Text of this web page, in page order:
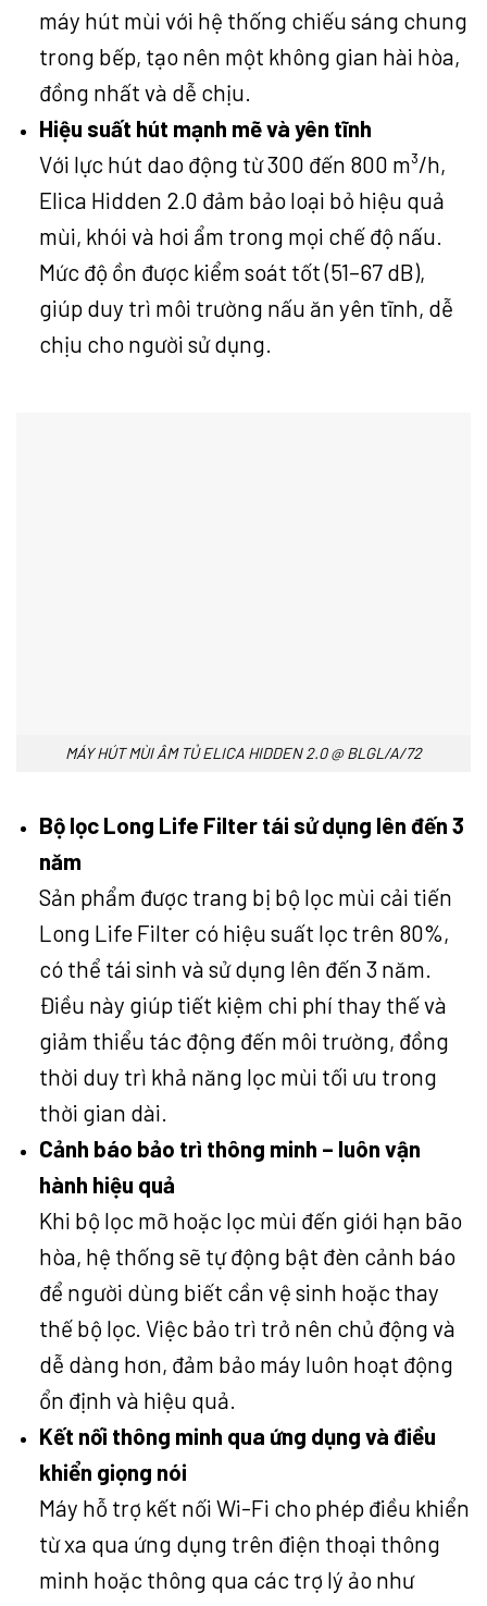
máy hút mùi với hệ thống chiếu sáng chung
trong bếp, tạo nên một không gian hài hòa,
đồng nhất và dễ chịu.
Hiệu suất hút mạnh mẽ và yên tĩnh
Với lực hút dao động từ 300 đến 800 m³/h,
Elica Hidden 2.0 đảm bảo loại bỏ hiệu quả
mùi, khói và hơi ẩm trong mọi chế độ nấu.
Mức độ ồn được kiểm soát tốt (51–67 dB),
giúp duy trì môi trường nấu ăn yên tĩnh, dễ
chịu cho người sử dụng.
MÁY HÚT MÙI ÂM TỦ ELICA HIDDEN 2.0 @ BLGL/A/72
Bộ lọc Long Life Filter tái sử dụng lên đến 3
năm
Sản phẩm được trang bị bộ lọc mùi cải tiến
Long Life Filter có hiệu suất lọc trên 80%,
có thể tái sinh và sử dụng lên đến 3 năm.
Điều này giúp tiết kiệm chi phí thay thế và
giảm thiểu tác động đến môi trường, đồng
thời duy trì khả năng lọc mùi tối ưu trong
thời gian dài.
Cảnh báo bảo trì thông minh – luôn vận
hành hiệu quả
Khi bộ lọc mỡ hoặc lọc mùi đến giới hạn bão
hòa, hệ thống sẽ tự động bật đèn cảnh báo
để người dùng biết cần vệ sinh hoặc thay
thế bộ lọc. Việc bảo trì trở nên chủ động và
dễ dàng hơn, đảm bảo máy luôn hoạt động
ổn định và hiệu quả.
Kết nối thông minh qua ứng dụng và điều
khiển giọng nói
Máy hỗ trợ kết nối Wi-Fi cho phép điều khiển
từ xa qua ứng dụng trên điện thoại thông
minh hoặc thông qua các trợ lý ảo như